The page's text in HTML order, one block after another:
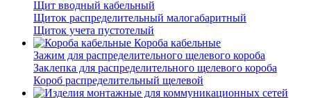
Щит вводный кабельный
Щиток распределительный малогабаритный
Щиток учета пустотелый
Короба кабельные
Зажим для распределительного щелевого короба
Заклепка для распределительного щелевого короба
Короб распределительный щелевой